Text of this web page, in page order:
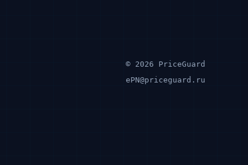
© 2026 PriceGuard
ePN@priceguard.ru